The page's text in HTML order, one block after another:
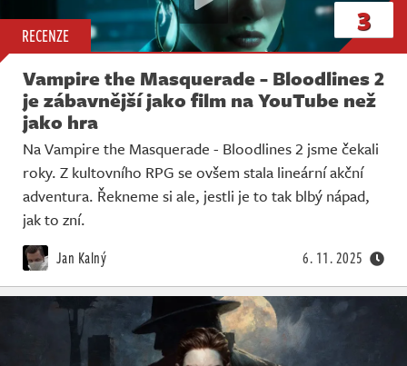
RECENZE 3
Vampire the Masquerade - Bloodlines 2
je zábavnější jako film na YouTube než
jako hra
Na Vampire the Masquerade - Bloodlines 2 jsme čekali
roky. Z kultovního RPG se ovšem stala lineární akční
adventura. Řekneme si ale, jestli je to tak blbý nápad,
jak to zní.
Jan Kalný 6. 11. 2025